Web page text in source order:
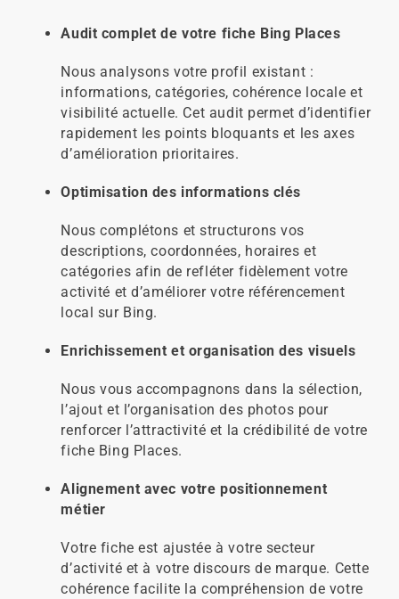
Audit complet de votre fiche Bing Places
Nous analysons votre profil existant :
informations, catégories, cohérence locale et
visibilité actuelle. Cet audit permet d’identifier
rapidement les points bloquants et les axes
d’amélioration prioritaires.
Optimisation des informations clés
Nous complétons et structurons vos
descriptions, coordonnées, horaires et
catégories afin de refléter fidèlement votre
activité et d’améliorer votre référencement
local sur Bing.
Enrichissement et organisation des visuels
Nous vous accompagnons dans la sélection,
l’ajout et l’organisation des photos pour
renforcer l’attractivité et la crédibilité de votre
fiche Bing Places.
Alignement avec votre positionnement
métier
Votre fiche est ajustée à votre secteur
d’activité et à votre discours de marque. Cette
cohérence facilite la compréhension de votre